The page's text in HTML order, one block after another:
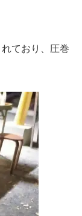
ており、圧巻